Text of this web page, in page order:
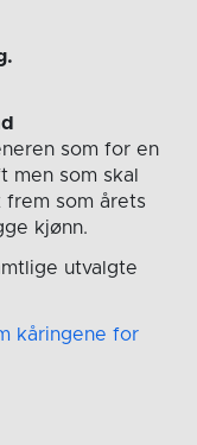
som for en
men som skal
som årets
kjønn.
utvalgte
kåringene for